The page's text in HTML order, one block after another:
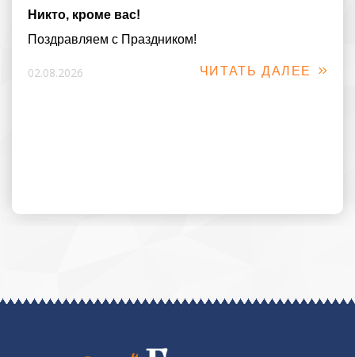
Никто, кроме вас!
Поздравляем с Праздником!
02.08.2026 ЧИТАТЬ ДАЛЕЕ